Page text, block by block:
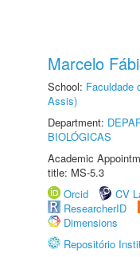
Marcelo
School: Faculdade
Assis)
Department:
BIOLÓGICAS
Academic
title: MS-5.3
Orcid
CV
ResearcherID
Dimensions
Repositório